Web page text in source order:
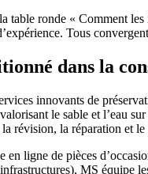
ronde « Comment
Tous
dans la
innovants de
le sable et l’eau
révision, la réparation et
ligne de pièces
MS équipe